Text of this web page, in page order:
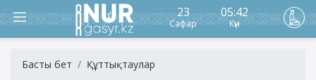
23
Сафар
05:42
Күн
Басты бет Құттықтаулар